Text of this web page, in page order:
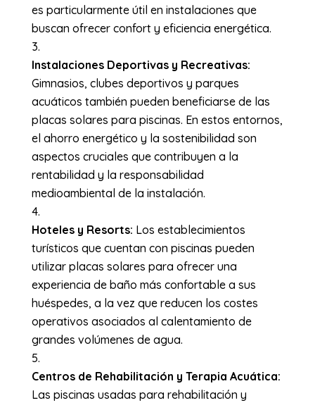
es particularmente útil en instalaciones que
buscan ofrecer confort y eficiencia energética.
Instalaciones Deportivas y Recreativas:
Gimnasios, clubes deportivos y parques
acuáticos también pueden beneficiarse de las
placas solares para piscinas. En estos entornos,
el ahorro energético y la sostenibilidad son
aspectos cruciales que contribuyen a la
rentabilidad y la responsabilidad
medioambiental de la instalación.
Hoteles y Resorts: Los establecimientos
turísticos que cuentan con piscinas pueden
utilizar placas solares para ofrecer una
experiencia de baño más confortable a sus
huéspedes, a la vez que reducen los costes
operativos asociados al calentamiento de
grandes volúmenes de agua.
Centros de Rehabilitación y Terapia Acuática:
Las piscinas usadas para rehabilitación y